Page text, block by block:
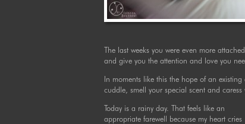
The last weeks you were even more
and give you the attention and love you
In moments like this the hope of an
cuddle, smell your special scent and
Today is a rainy day. That feels like an
appropriate farewell because my heart cries